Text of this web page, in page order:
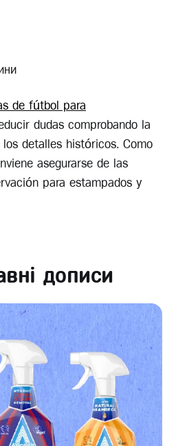
de fútbol para
dudas comprobando la
detalles históricos. Como
asegurarse de las
para estampados y
дописи